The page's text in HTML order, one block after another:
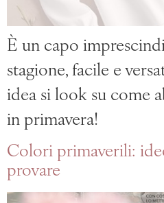
È un capo
stagione, facile e
idea si look su come
in primavera!
Colori primaverili:
provare